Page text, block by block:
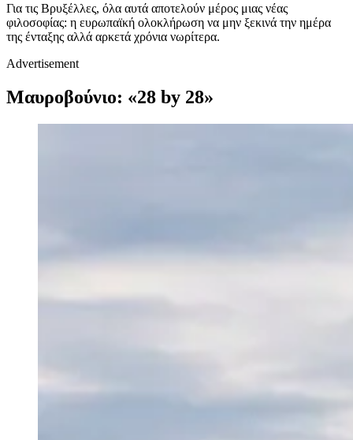
Για τις Βρυξέλλες, όλα αυτά αποτελούν μέρος μιας νέας
φιλοσοφίας: η ευρωπαϊκή ολοκλήρωση να μην ξεκινά την ημέρα
της ένταξης αλλά αρκετά χρόνια νωρίτερα.
Advertisement
Μαυροβούνιο: «28 by 28»